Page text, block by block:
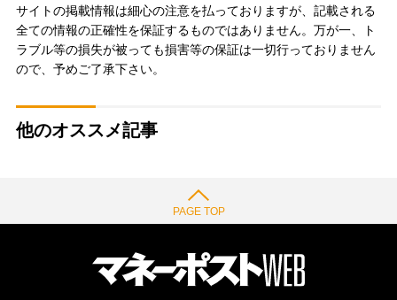
サイトの掲載情報は細心の注意を払っておりますが、記載される
全ての情報の正確性を保証するものではありません。万が一、ト
ラブル等の損失が被っても損害等の保証は一切行っておりません
ので、予めご了承下さい。
他のオススメ記事
PAGE TOP